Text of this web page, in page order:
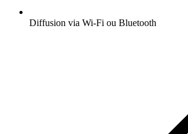
Diffusion via Wi-Fi ou Bluetooth